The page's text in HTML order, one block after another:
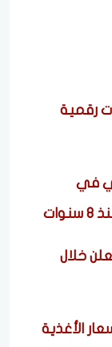
رقمية
في
خلال
الأغذية